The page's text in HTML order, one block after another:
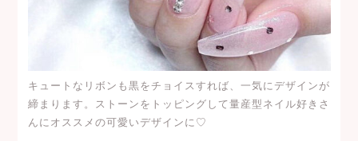
キュートなリボンも黒をチョイスすれば、一気にデザインが
締まります。ストーンをトッピングして量産型ネイル好きさ
んにオススメの可愛いデザインに♡